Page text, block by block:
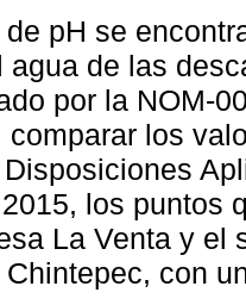
pH se
agua de las
por la NOM-
comparar los
los puntos
La Venta y el
con